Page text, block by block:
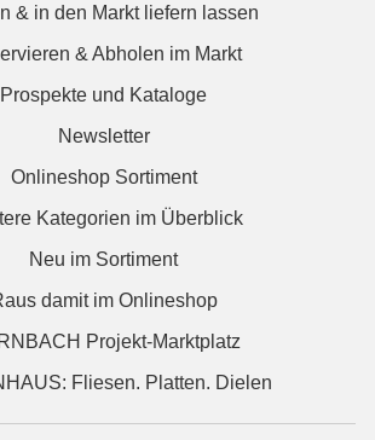
& in den Markt liefern lassen
& Abholen im Markt
Prospekte und Kataloge
Newsletter
Onlineshop Sortiment
Kategorien im Überblick
Neu im Sortiment
damit im Onlineshop
Projekt-Marktplatz
Fliesen. Platten. Dielen